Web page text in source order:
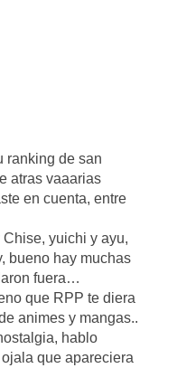
ranking de san
atras vaaarias
en cuenta, entre
yuichi y ayu,
bueno hay muchas
fuera…
que RPP te diera
animes y mangas..
hablo
que apareciera